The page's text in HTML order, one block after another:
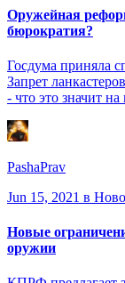
Оружейная
бюрократия?
Госдума приняла
Запрет
- что это значит на
PashaPrav
Jun 15, 2021 в
Новые
оружии